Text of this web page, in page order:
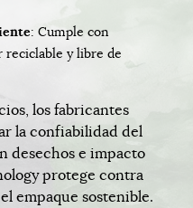
: Cumple con
reciclable y libre de
los fabricantes
la confiabilidad del
desechos e impacto
protege contra
empaque sostenible.